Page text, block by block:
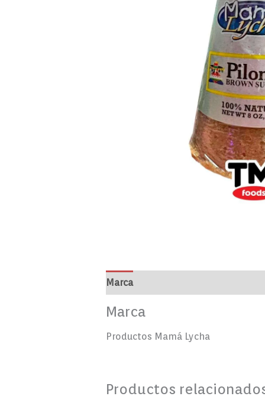
Marca
Marca
Productos Mamá Lycha
Productos